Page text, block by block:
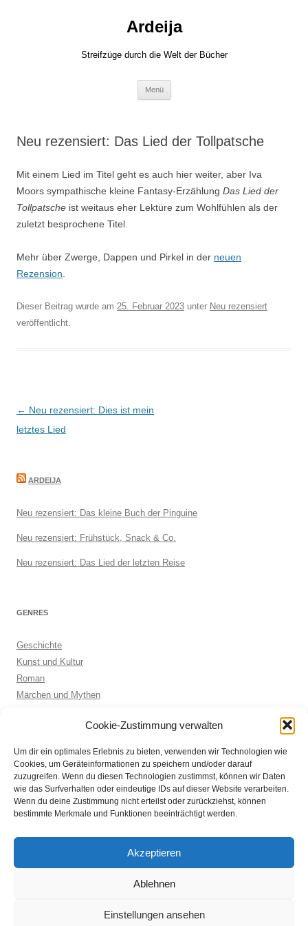
Cookie-Zustimmung verwalten
Um dir ein optimales Erlebnis zu bieten, verwenden wir Technologien wie
Cookies, um Geräteinformationen zu speichern und/oder darauf
zuzugreifen. Wenn du diesen Technologien zustimmst, können wir Daten
wie das Surfverhalten oder eindeutige IDs auf dieser Website verarbeiten.
Wenn du deine Zustimmung nicht erteilst oder zurückziehst, können
bestimmte Merkmale und Funktionen beeinträchtigt werden.
Akzeptieren
Ablehnen
Einstellungen ansehen
Ardeija
Streifzüge durch die Welt der Bücher
Menü
Neu rezensiert: Das Lied der Tollpatsche
Mit einem Lied im Titel geht es auch hier weiter, aber Iva
Moors sympathische kleine Fantasy-Erzählung Das Lied der
Tollpatsche ist weitaus eher Lektüre zum Wohlfühlen als der
zuletzt besprochene Titel.
Mehr über Zwerge, Dappen und Pirkel in der neuen
Rezension
Dieser Beitrag wurde am 25. Februar 2023 unter Neu rezensiert
veröffentlicht.
Beitragsnavigation
← Neu rezensiert: Dies ist mein
letztes Lied
ARDEIJA
Neu rezensiert: Das kleine Buch der Pinguine
Neu rezensiert: Frühstück, Snack & Co.
Neu rezensiert: Das Lied der letzten Reise
GENRES
Geschichte
Kunst und Kultur
Roman
Märchen und Mythen
Sachbuch allgemein
ARCHIVE
Archive